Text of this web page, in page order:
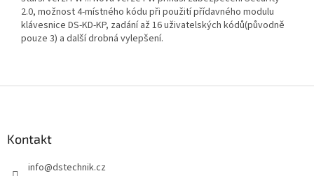
2.0, možnost 4-místného kódu při použití přídavného modulu
klávesnice DS-KD-KP, zadání až 16 uživatelských kódů(původně
pouze 3) a další drobná vylepšení.
Kontakt
info@dstechnik.cz